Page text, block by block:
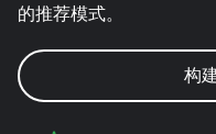
的推荐模式。
构